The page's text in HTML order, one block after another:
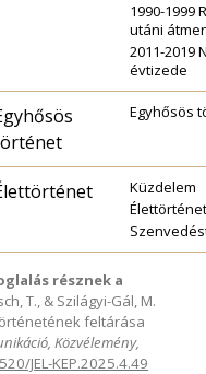
1990-1999
utáni
2011-2019
évtizede
Egyhősös
Küzdelem
Élettörténet
résznek a
T., & Szilágyi-Gál, M.
feltárása
Közvélemény,
JEL-KEP.2025.4.49